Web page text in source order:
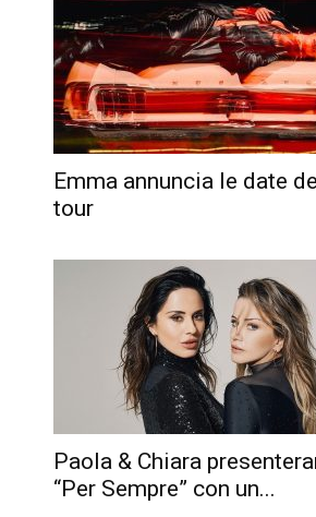
Emma annuncia le date
tour
Paola & Chiara
“Per Sempre” con un...